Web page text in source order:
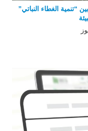
“تنمية الغطاء النباتي”